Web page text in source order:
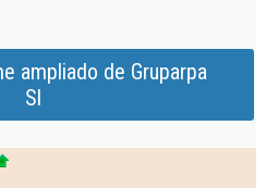
ampliado de Gruparpa
Sl